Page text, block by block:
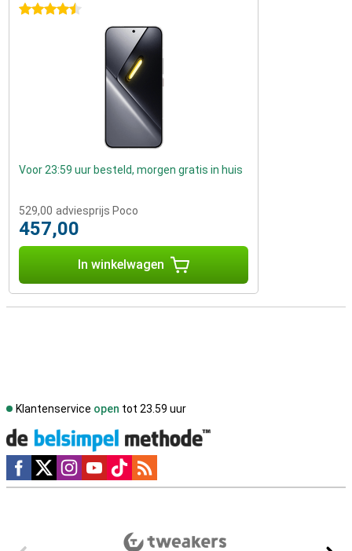
4.5 sterren
Voor 23:59 uur besteld, morgen gratis in huis
529,00 adviesprijs Poco
457,00
In winkelwagen
Klantenservice open tot 23.59 uur
Social media